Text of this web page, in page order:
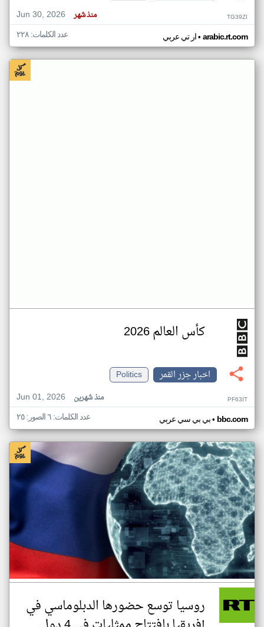
Jun 30, 2026
منذ شهر TG39ZI
ار تي عربي• arabic.rt.com عدد الكلمات: ٢٢٨
كأس العالم 2026
اخبار جزر القمر
Politics
Jun 01, 2026
منذ شهرين PF63IT
بي بي سي عربي• bbc.com عدد الكلمات: ٦ الصور: ٢٥
روسيا توسع حضورها الدبلوماسي في